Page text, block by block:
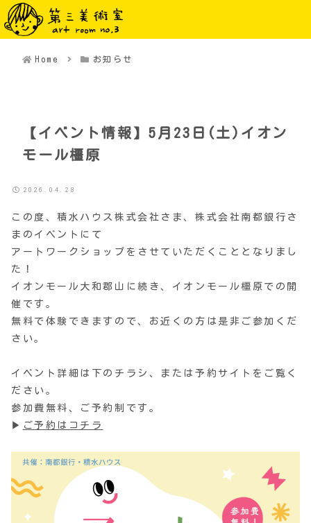
Home お知らせ
【イベント情報】5月23日(土)イオン
モール橿原
2026.04.28
この度、積水ハウス株式会社さま、株式会社南都銀行さ
まのイベントにて
アートワークショップをさせていただくこととなりまし
た！
イオンモール大和郡山に続き、イオンモール橿原での開
催です。
無料で体験できますので、お近くの方は是非ご参加くだ
さい。
イベント詳細は下のチラシ、または予約サイトをご覧く
ださい。
参加費無料、ご予約制です。
▶ ご予約はコチラ
メニュー